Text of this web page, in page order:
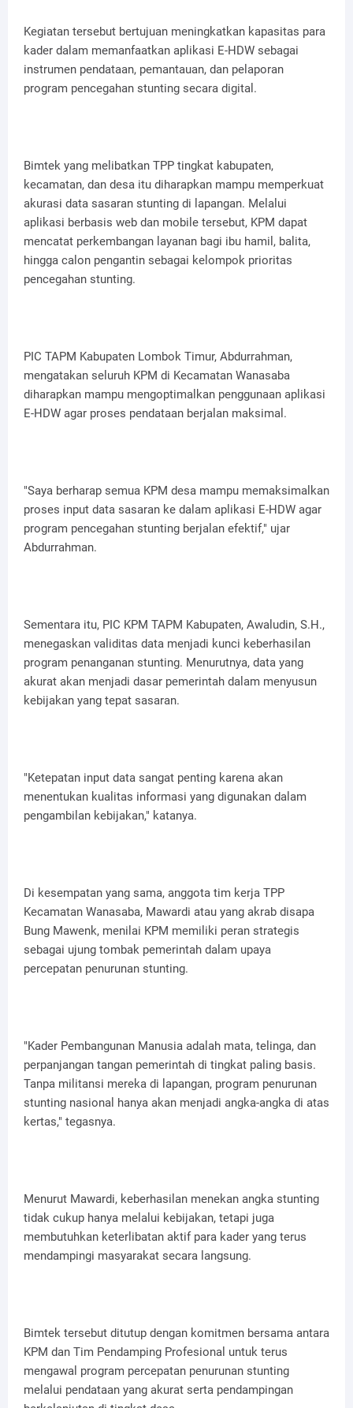
Kegiatan tersebut bertujuan meningkatkan kapasitas para
kader dalam memanfaatkan aplikasi E-HDW sebagai
instrumen pendataan, pemantauan, dan pelaporan
program pencegahan stunting secara digital.
Bimtek yang melibatkan TPP tingkat kabupaten,
kecamatan, dan desa itu diharapkan mampu memperkuat
akurasi data sasaran stunting di lapangan. Melalui
aplikasi berbasis web dan mobile tersebut, KPM dapat
mencatat perkembangan layanan bagi ibu hamil, balita,
hingga calon pengantin sebagai kelompok prioritas
pencegahan stunting.
PIC TAPM Kabupaten Lombok Timur, Abdurrahman,
mengatakan seluruh KPM di Kecamatan Wanasaba
diharapkan mampu mengoptimalkan penggunaan aplikasi
E-HDW agar proses pendataan berjalan maksimal.
"Saya berharap semua KPM desa mampu memaksimalkan
proses input data sasaran ke dalam aplikasi E-HDW agar
program pencegahan stunting berjalan efektif," ujar
Abdurrahman.
Sementara itu, PIC KPM TAPM Kabupaten, Awaludin, S.H.,
menegaskan validitas data menjadi kunci keberhasilan
program penanganan stunting. Menurutnya, data yang
akurat akan menjadi dasar pemerintah dalam menyusun
kebijakan yang tepat sasaran.
"Ketepatan input data sangat penting karena akan
menentukan kualitas informasi yang digunakan dalam
pengambilan kebijakan," katanya.
Di kesempatan yang sama, anggota tim kerja TPP
Kecamatan Wanasaba, Mawardi atau yang akrab disapa
Bung Mawenk, menilai KPM memiliki peran strategis
sebagai ujung tombak pemerintah dalam upaya
percepatan penurunan stunting.
"Kader Pembangunan Manusia adalah mata, telinga, dan
perpanjangan tangan pemerintah di tingkat paling basis.
Tanpa militansi mereka di lapangan, program penurunan
stunting nasional hanya akan menjadi angka-angka di atas
kertas," tegasnya.
Menurut Mawardi, keberhasilan menekan angka stunting
tidak cukup hanya melalui kebijakan, tetapi juga
membutuhkan keterlibatan aktif para kader yang terus
mendampingi masyarakat secara langsung.
Bimtek tersebut ditutup dengan komitmen bersama antara
KPM dan Tim Pendamping Profesional untuk terus
mengawal program percepatan penurunan stunting
melalui pendataan yang akurat serta pendampingan